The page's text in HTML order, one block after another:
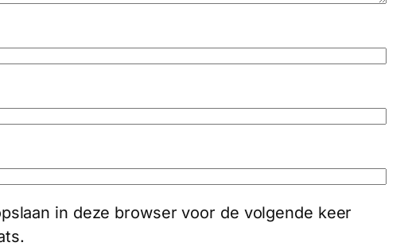
in deze browser voor de volgende keer